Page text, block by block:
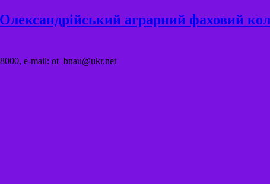
аграрний фаховий
e-mail: ot_bnau@ukr.net